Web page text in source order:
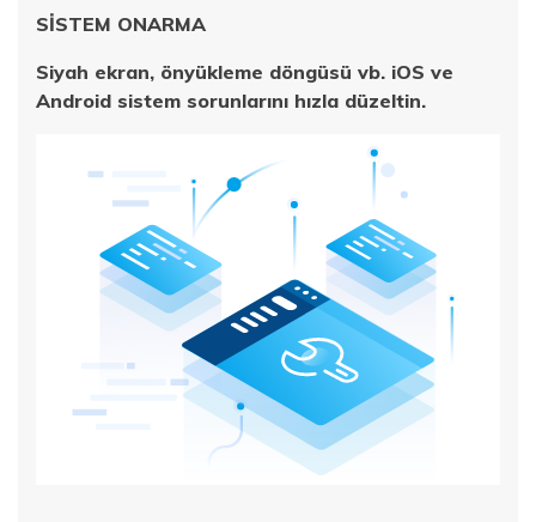
SİSTEM ONARMA
Siyah ekran, önyükleme döngüsü vb. iOS ve
Android sistem sorunlarını hızla düzeltin.